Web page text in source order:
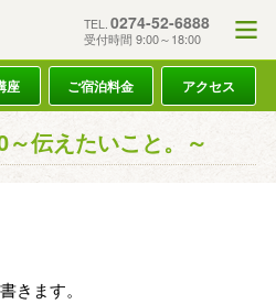
TEL. 0274-52-6888
受付時間 9:00～18:00
座 ご宿泊料金 アクセス
伝えたいこと。～
きます。